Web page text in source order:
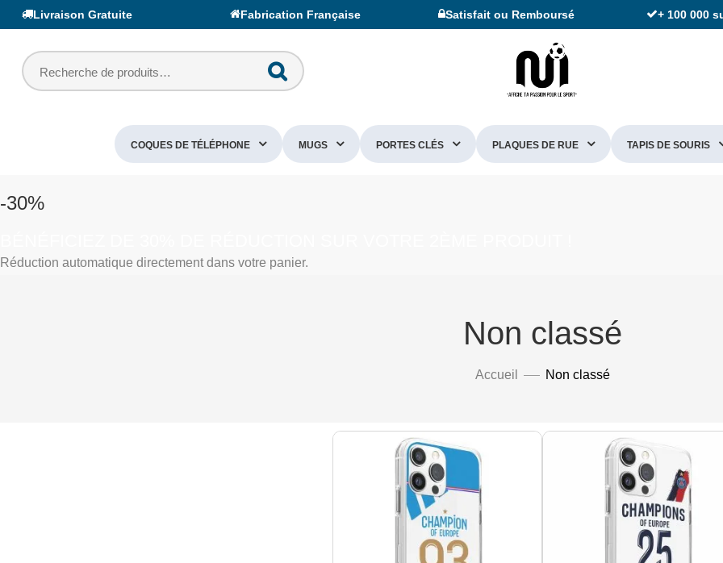
Livraison Gratuite Fabrication Française Satisfait ou Remboursé + 100 000
COQUES DE TÉLÉPHONE MUGS PORTES CLÉS PLAQUES DE RUE TAPIS DE SOURIS
-30%
Réduction automatique directement dans votre panier.
Non classé
Accueil Non classé